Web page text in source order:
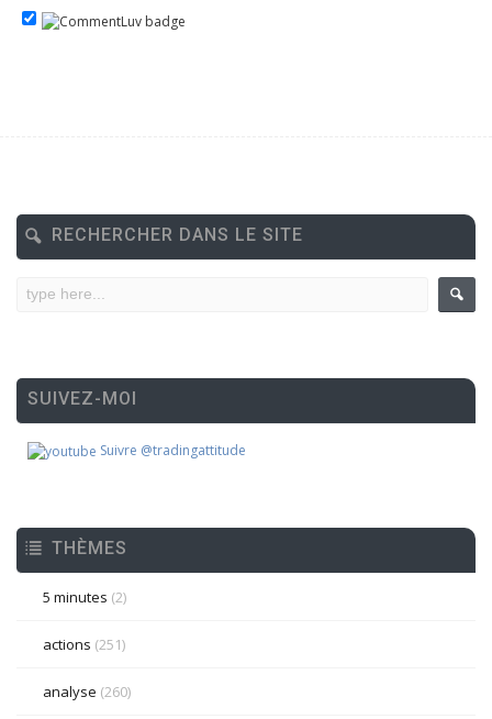
RECHERCHER DANS LE SITE
SUIVEZ-MOI
Suivre @tradingattitude
THÈMES
5 minutes (2)
actions (251)
analyse (260)